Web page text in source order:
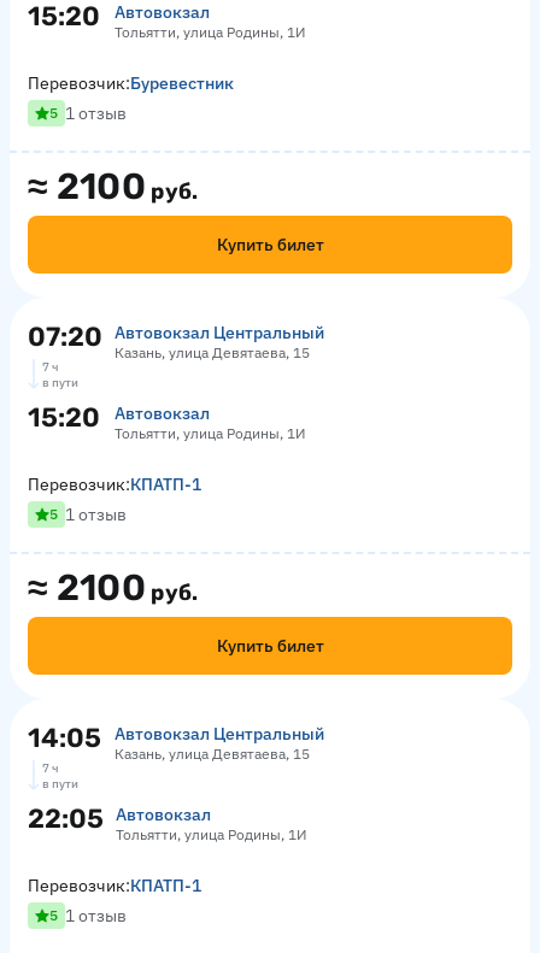
15:20 Автовокзал
Тольятти, улица Родины, 1И
≈ 2100 руб.
Купить билет
Перевозчик:Буревестник
5 1 отзыв
07:20 Автовокзал Центральный
Казань, улица Девятаева, 15
7 ч
в пути
15:20 Автовокзал
Тольятти, улица Родины, 1И
≈ 2100 руб.
Купить билет
Перевозчик:КПАТП-1
5 1 отзыв
14:05 Автовокзал Центральный
Казань, улица Девятаева, 15
7 ч
в пути
22:05 Автовокзал
Тольятти, улица Родины, 1И
Перевозчик:КПАТП-1
5 1 отзыв